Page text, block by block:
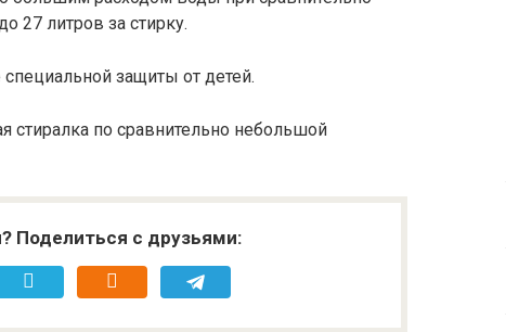
27 литров за стирку.
защиты от детей.
стиралка по сравнительно небольшой
Поделиться с друзьями: